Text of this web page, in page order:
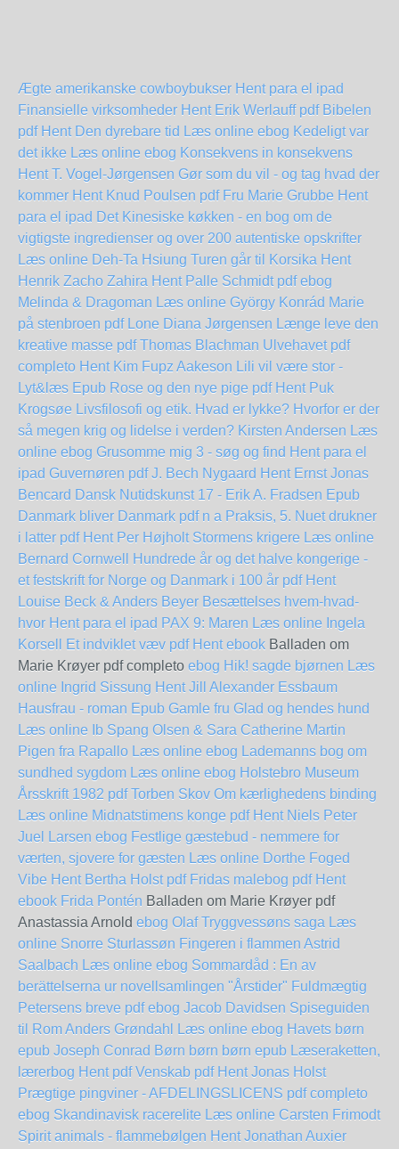
Ægte amerikanske cowboybukser Hent para el ipad
Finansielle virksomheder Hent Erik Werlauff pdf Bibelen
pdf Hent Den dyrebare tid Læs online ebog Kedeligt var
det ikke Læs online ebog Konsekvens in konsekvens
Hent T. Vogel-Jørgensen Gør som du vil - og tag hvad der
kommer Hent Knud Poulsen pdf Fru Marie Grubbe Hent
para el ipad Det Kinesiske køkken - en bog om de
vigtigste ingredienser og over 200 autentiske opskrifter
Læs online Deh-Ta Hsiung Turen går til Korsika Hent
Henrik Zacho Zahira Hent Palle Schmidt pdf ebog
Melinda & Dragoman Læs online György Konrád Marie
på stenbroen pdf Lone Diana Jørgensen Længe leve den
kreative masse pdf Thomas Blachman Ulvehavet pdf
completo Hent Kim Fupz Aakeson Lili vil være stor -
Lyt&læs Epub Rose og den nye pige pdf Hent Puk
Krogsøe Livsfilosofi og etik. Hvad er lykke? Hvorfor er der
så megen krig og lidelse i verden? Kirsten Andersen Læs
online ebog Grusomme mig 3 - søg og find Hent para el
ipad Guvernøren pdf J. Bech Nygaard Hent Ernst Jonas
Bencard Dansk Nutidskunst 17 - Erik A. Fradsen Epub
Danmark bliver Danmark pdf n a Praksis, 5. Nuet drukner
i latter pdf Hent Per Højholt Stormens krigere Læs online
Bernard Cornwell
Hundrede år og det halve kongerige -
et festskrift for Norge og Danmark i 100 år pdf Hent
Louise Beck & Anders Beyer Besættelses hvem-hvad-
hvor Hent para el ipad PAX 9: Maren Læs online Ingela
Korsell
Et indviklet væv pdf Hent ebook Balladen om
Marie Krøyer pdf completo ebog Hik! sagde bjørnen Læs
online Ingrid Sissung Hent Jill Alexander Essbaum
Hausfrau - roman Epub Gamle fru Glad og hendes hund
Læs online Ib Spang Olsen & Sara Catherine Martin
Pigen fra Rapallo Læs online ebog Lademanns bog om
sundhed sygdom Læs online ebog Holstebro Museum
Årsskrift 1982 pdf Torben Skov Om kærlighedens binding
Læs online Midnatstimens konge pdf Hent Niels Peter
Juel Larsen ebog Festlige gæstebud - nemmere for
værten, sjovere for gæsten Læs online Dorthe Foged
Vibe Hent Bertha Holst pdf Fridas malebog pdf Hent
ebook Frida Pontén Balladen om Marie Krøyer pdf
Anastassia Arnold ebog Olaf Tryggvessøns saga Læs
online Snorre Sturlassøn Fingeren i flammen Astrid
Saalbach Læs online ebog Sommardåd : En av
berättelserna ur novellsamlingen "Årstider" Fuldmægtig
Petersens breve pdf ebog Jacob Davidsen Spiseguiden
til Rom Anders Grøndahl Læs online ebog Havets børn
epub Joseph Conrad Børn børn børn epub Læseraketten,
lærerbog Hent pdf Venskab pdf Hent Jonas Holst
Prægtige pingviner - AFDELINGSLICENS pdf completo
ebog Skandinavisk racerelite Læs online Carsten Frimodt
Spirit animals - flammebølgen Hent Jonathan Auxier